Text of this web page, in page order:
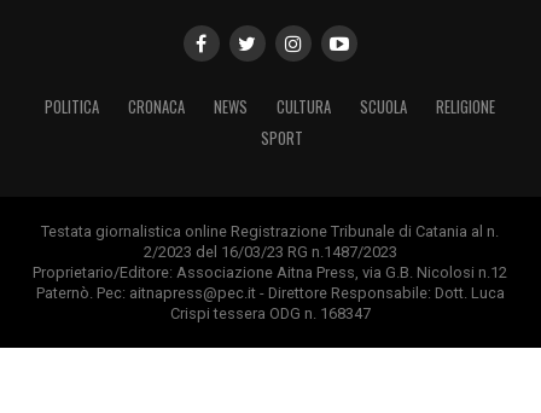
POLITICA CRONACA NEWS CULTURA SCUOLA
RELIGIONE
SPORT
Testata giornalistica online Registrazione Tribunale di Catania al n.
2/2023 del 16/03/23 RG n.1487/2023
Proprietario/Editore: Associazione Aitna Press, via G.B. Nicolosi n.12
Paternò. Pec: aitnapress@pec.it - Direttore Responsabile: Dott. Luca
Crispi tessera ODG n. 168347